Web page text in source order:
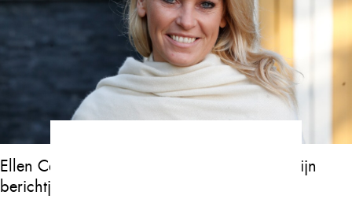
Ellen Callebaut: “Ik liet alles vallen toen ik zijn
berichtje las…”